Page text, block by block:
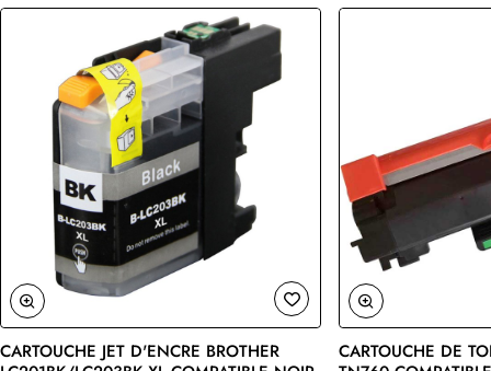
🔥 Bestseller
CARTOUCHE JET D'ENCRE BROTHER
CARTOUCHE DE